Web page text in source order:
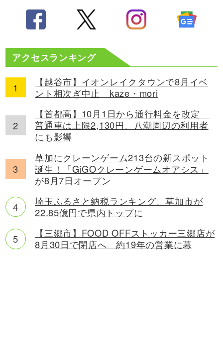
アクセスランキング
【越谷市】イオンレイクタウンで8月イベ
ント相次ぎ中止 kaze・mori
【首都高】10月1日から通行料金を改定
普通車は上限2,130円、八潮周辺の利用者
にも影響
草加にクレーンゲーム213台の新スポット
誕生！「GiGOクレーンゲームオアシス」
が8月7日オープン
埼玉ふるさと納税ランキング、草加市が
22.85億円で県内トップに
【三郷市】FOOD OFFストッカー三郷店が
8月30日で閉店へ 約19年の営業に幕